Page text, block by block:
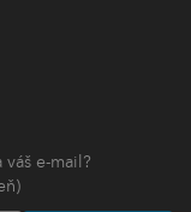
e-mail?